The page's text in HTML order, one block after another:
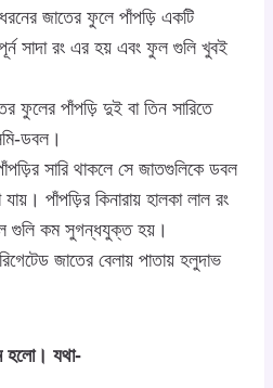
জাতের ফুলে পাঁপড়ি একটি
সাদা রং এর হয় এবং ফুল গুলি খুবই
ফুলের পাঁপড়ি দুই বা তিন সারিতে
ডবল।
সারি থাকলে সে জাতগুলিকে ডবল
পাঁপড়ির কিনারায় হালকা লাল রং
গুলি কম সুগন্ধযুক্ত হয়।
জাতের বেলায় পাতায় হলুদাভ
হলো। যথা-